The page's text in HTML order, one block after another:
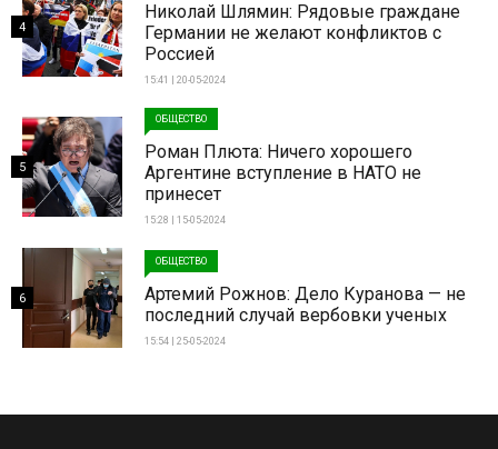
Николай Шлямин: Рядовые граждане
Германии не желают конфликтов с
Россией
15:41 | 20-05-2024
4
ОБЩЕСТВО
Роман Плюта: Ничего хорошего
Аргентине вступление в НАТО не
принесет
15:28 | 15-05-2024
5
ОБЩЕСТВО
Артемий Рожнов: Дело Куранова — не
последний случай вербовки ученых
15:54 | 25-05-2024
6